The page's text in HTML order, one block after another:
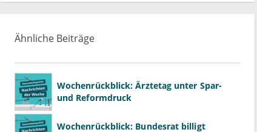
Ähnliche Beiträge
Wochenrückblick: Ärztetag unter Spar-
und Reformdruck
Wochenrückblick: Bundesrat billigt